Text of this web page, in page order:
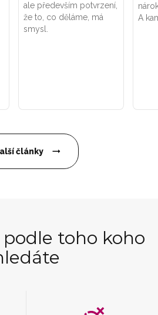
ale především potvrzení,
že to, co děláme, má
smysl.
A
články
toho koho